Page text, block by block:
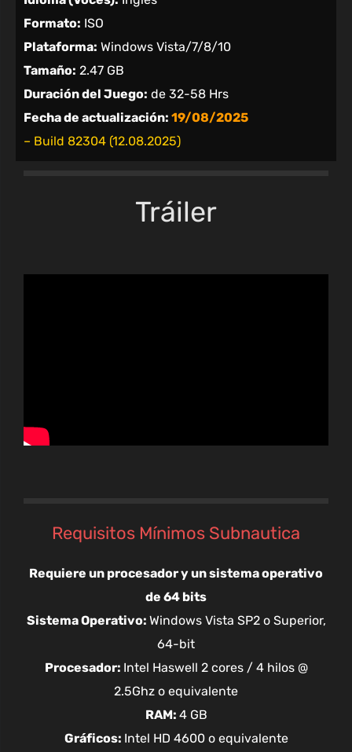
Formato: ISO
Plataforma: Windows Vista/7/8/10
Tamaño: 2.47 GB
Duración del Juego: de 32-58 Hrs
Fecha de actualización: 19/08/2025
– Build 82304 (12.08.2025)
Tráiler
Requisitos Mínimos Subnautica
Requiere un procesador y un sistema operativo
de 64 bits
Sistema Operativo: Windows Vista SP2 o Superior,
64-bit
Procesador: Intel Haswell 2 cores / 4 hilos @
2.5Ghz o equivalente
RAM: 4 GB
Gráficos: Intel HD 4600 o equivalente